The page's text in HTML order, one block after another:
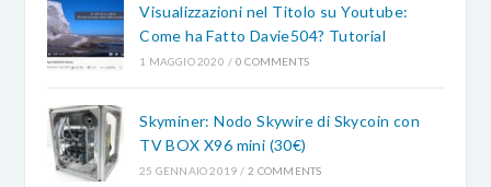
Visualizzazioni nel Titolo su Youtube:
Come ha Fatto Davie504? Tutorial
1 MAGGIO 2020 / 0 COMMENTS
Skyminer: Nodo Skywire di Skycoin con
TV BOX X96 mini (30€)
25 GENNAIO 2019 / 2 COMMENTS